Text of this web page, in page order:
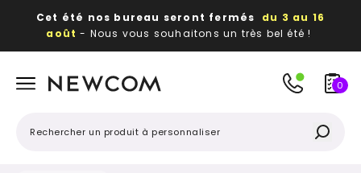
Cet été nos bureau seront fermés du 3 au 16
août - Nous vous souhaitons un très bel été !
publicitaires
0